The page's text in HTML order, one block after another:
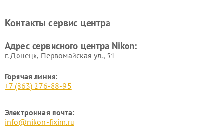
Контакты сервис центра
Адрес сервисного центра Nikon:
г. Донецк, Первомайская ул., 51
Горячая линия:
+7 (863) 276-88-95
Электронная почта:
info@nikon-fixim.ru